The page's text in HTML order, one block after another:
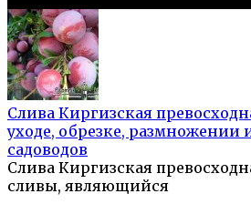
Слива Киргизская
уходе, обрезке, размножении
садоводов
Слива Киргизская
сливы, являющийся